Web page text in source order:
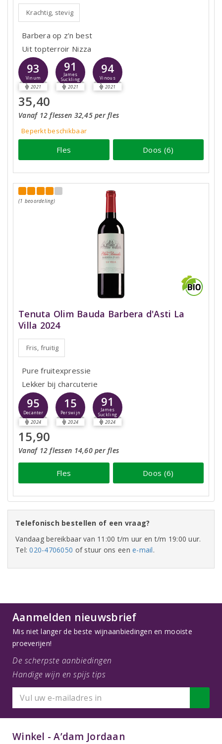
Krachtig, stevig
Barbera op z’n best
Uit topterroir Nizza
93
Vinum
2021
91
James
Suckling
2021
94
Vinous
2021
35,40
Vanaf 12 flessen 32,45 per fles
Beperkt beschikbaar
Fles Doos (6)
(1 beoordeling)
Tenuta Olim Bauda Barbera d'Asti La
Villa 2024
Fris, fruitig
Pure fruitexpressie
Lekker bij charcuterie
95
Decanter
2024
15
Perswijn
2024
91
James
Suckling
2024
15,90
Vanaf 12 flessen 14,60 per fles
Fles Doos (6)
Telefonisch bestellen of een vraag?
Vandaag bereikbaar van 11:00 t/m uur en t/m 19:00 uur.
Tel:020-4706050 of stuur ons eene-mail.
Aanmelden nieuwsbrief
Mis niet langer de beste wijnaanbiedingen en mooiste
proeverijen!
De scherpste aanbiedingen
Handige wijn en spijs tips
Winkel - A’dam Jordaan